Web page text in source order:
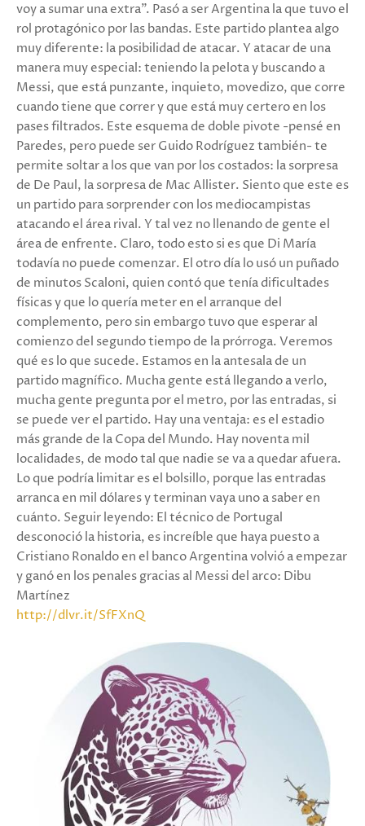
voy a sumar una extra”. Pasó a ser Argentina la que tuvo el
rol protagónico por las bandas. Este partido plantea algo
muy diferente: la posibilidad de atacar. Y atacar de una
manera muy especial: teniendo la pelota y buscando a
Messi, que está punzante, inquieto, movedizo, que corre
cuando tiene que correr y que está muy certero en los
pases filtrados. Este esquema de doble pivote -pensé en
Paredes, pero puede ser Guido Rodríguez también- te
permite soltar a los que van por los costados: la sorpresa
de De Paul, la sorpresa de Mac Allister. Siento que este es
un partido para sorprender con los mediocampistas
atacando el área rival. Y tal vez no llenando de gente el
área de enfrente. Claro, todo esto si es que Di María
todavía no puede comenzar. El otro día lo usó un puñado
de minutos Scaloni, quien contó que tenía dificultades
físicas y que lo quería meter en el arranque del
complemento, pero sin embargo tuvo que esperar al
comienzo del segundo tiempo de la prórroga. Veremos
qué es lo que sucede. Estamos en la antesala de un
partido magnífico. Mucha gente está llegando a verlo,
mucha gente pregunta por el metro, por las entradas, si
se puede ver el partido. Hay una ventaja: es el estadio
más grande de la Copa del Mundo. Hay noventa mil
localidades, de modo tal que nadie se va a quedar afuera.
Lo que podría limitar es el bolsillo, porque las entradas
arranca en mil dólares y terminan vaya uno a saber en
cuánto. Seguir leyendo: El técnico de Portugal
desconoció la historia, es increíble que haya puesto a
Cristiano Ronaldo en el banco Argentina volvió a empezar
y ganó en los penales gracias al Messi del arco: Dibu
Martínez
http://dlvr.it/SfFXnQ